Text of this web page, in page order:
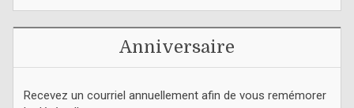
Anniversaire
Recevez un courriel annuellement afin de vous remémorer